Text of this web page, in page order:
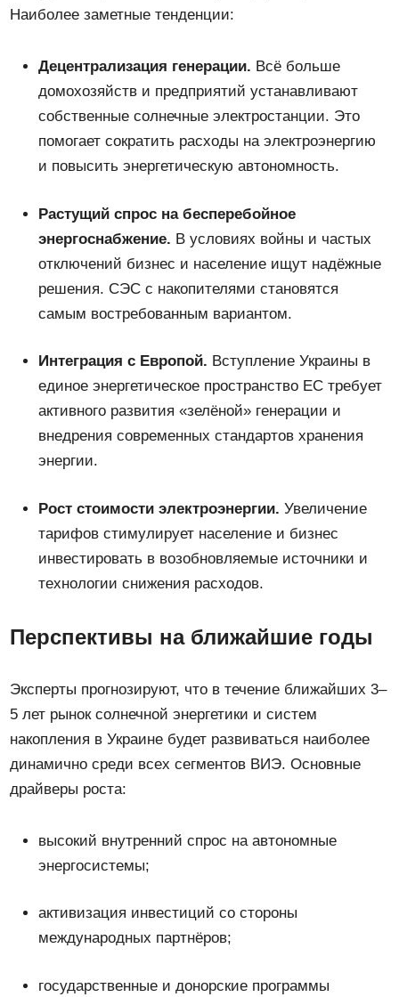
Наиболее заметные тенденции:
Децентрализация генерации. Всё больше
домохозяйств и предприятий устанавливают
собственные солнечные электростанции. Это
помогает сократить расходы на электроэнергию
и повысить энергетическую автономность.
Растущий спрос на бесперебойное
энергоснабжение. В условиях войны и частых
отключений бизнес и население ищут надёжные
решения. СЭС с накопителями становятся
самым востребованным вариантом.
Интеграция с Европой. Вступление Украины в
единое энергетическое пространство ЕС требует
активного развития «зелёной» генерации и
внедрения современных стандартов хранения
энергии.
Рост стоимости электроэнергии. Увеличение
тарифов стимулирует население и бизнес
инвестировать в возобновляемые источники и
технологии снижения расходов.
Перспективы на ближайшие годы
Эксперты прогнозируют, что в течение ближайших 3–
5 лет рынок солнечной энергетики и систем
накопления в Украине будет развиваться наиболее
динамично среди всех сегментов ВИЭ. Основные
драйверы роста:
высокий внутренний спрос на автономные
энергосистемы;
активизация инвестиций со стороны
международных партнёров;
государственные и донорские программы